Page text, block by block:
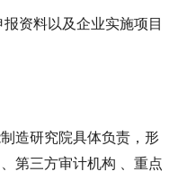
资料以及企业实施项目
造研究院具体负责，形
第三方审计机构 、重点